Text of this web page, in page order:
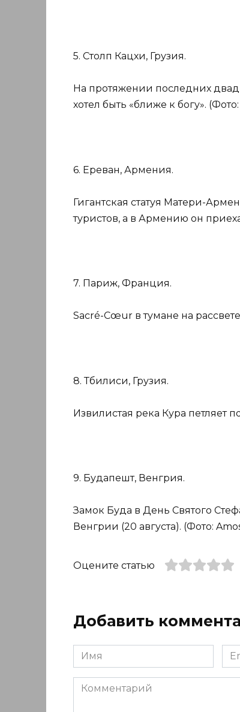
5. Столп Кацхи, Грузия.
На протяжении последних
хотел быть «ближе к богу».
6. Ереван, Армения.
Гигантская статуя Матери-
туристов, а в Армению он
7. Париж, Франция.
Sacré-Cœur в тумане на
8. Тбилиси, Грузия.
Извилистая река Кура петляет
9. Будапешт, Венгрия.
Замок Буда в День Святого
Венгрии (20 августа). (Фото:
Оцените статью
Добавить
Имя
*
*
Комментарий